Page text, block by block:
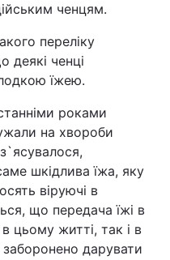
ченцям.
переліку
деякі ченці
їжею.
роками
на хвороби
шкідлива їжа, яку
віруючі в
що передача їжі в
цьому житті, так і в
дарувати